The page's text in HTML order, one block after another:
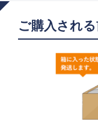
ご購入され